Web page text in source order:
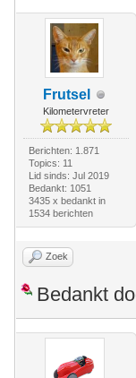
Frutsel
Kilometervreter
Berichten: 1.871
Topics: 11
Lid sinds: Jul 2019
Bedankt: 1051
3435 x bedankt in
1534 berichten
Zoek
Bedankt